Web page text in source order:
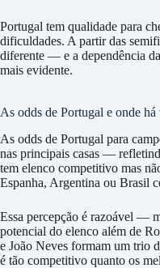
Portugal tem qualidade para
dificuldades. A partir das
diferente — e a dependência
mais evidente.
As odds de Portugal e onde há
As odds de Portugal para
nas principais casas —
tem elenco competitivo mas
Espanha, Argentina ou Brasil
Essa percepção é razoável —
potencial do elenco além de
e João Neves formam um trio
é tão competitivo quanto os